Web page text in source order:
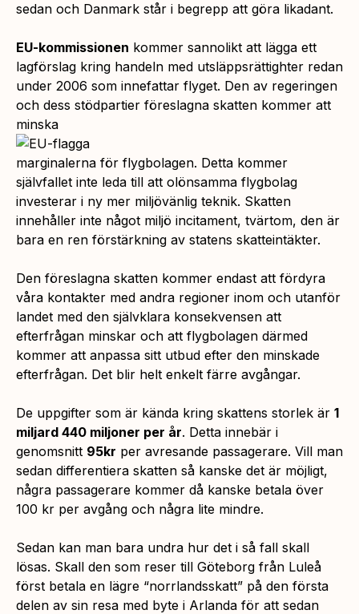
sedan och Danmark står i begrepp att göra likadant.
EU-kommissionen kommer sannolikt att lägga ett
lagförslag kring handeln med utsläppsrättighter redan
under 2006 som innefattar flyget. Den av regeringen
och dess stödpartier föreslagna skatten kommer att
minska
marginalerna för flygbolagen. Detta kommer
självfallet inte leda till att olönsamma flygbolag
investerar i ny mer miljövänlig teknik. Skatten
innehåller inte något miljö incitament, tvärtom, den är
bara en ren förstärkning av statens skatteintäkter.
Den föreslagna skatten kommer endast att fördyra
våra kontakter med andra regioner inom och utanför
landet med den självklara konsekvensen att
efterfrågan minskar och att flygbolagen därmed
kommer att anpassa sitt utbud efter den minskade
efterfrågan. Det blir helt enkelt färre avgångar.
De uppgifter som är kända kring skattens storlek är 1
miljard 440 miljoner per år. Detta innebär i
genomsnitt 95kr per avresande passagerare. Vill man
sedan differentiera skatten så kanske det är möjligt,
några passagerare kommer då kanske betala över
100 kr per avgång och några lite mindre.
Sedan kan man bara undra hur det i så fall skall
lösas. Skall den som reser till Göteborg från Luleå
först betala en lägre “norrlandsskatt” på den första
delen av sin resa med byte i Arlanda för att sedan